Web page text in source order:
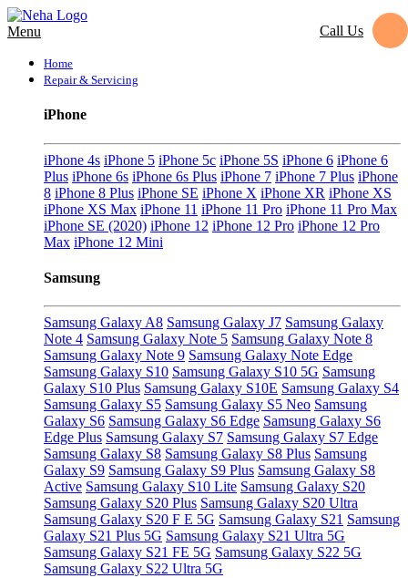
Menu Call Us
Home
Repair & Servicing
iPhone
iPhone 4s iPhone 5 iPhone 5c iPhone 5S iPhone 6 iPhone 6
Plus iPhone 6s iPhone 6s Plus iPhone 7 iPhone 7 Plus iPhone
8 iPhone 8 Plus iPhone SE iPhone X iPhone XR iPhone XS
iPhone XS Max iPhone 11 iPhone 11 Pro iPhone 11 Pro Max
iPhone SE (2020) iPhone 12 iPhone 12 Pro iPhone 12 Pro
Max iPhone 12 Mini
Samsung
Samsung Galaxy A8 Samsung Galaxy J7 Samsung Galaxy
Note 4 Samsung Galaxy Note 5 Samsung Galaxy Note 8
Samsung Galaxy Note 9 Samsung Galaxy Note Edge
Samsung Galaxy S10 Samsung Galaxy S10 5G Samsung
Galaxy S10 Plus Samsung Galaxy S10E Samsung Galaxy S4
Samsung Galaxy S5 Samsung Galaxy S5 Neo Samsung
Galaxy S6 Samsung Galaxy S6 Edge Samsung Galaxy S6
Edge Plus Samsung Galaxy S7 Samsung Galaxy S7 Edge
Samsung Galaxy S8 Samsung Galaxy S8 Plus Samsung
Galaxy S9 Samsung Galaxy S9 Plus Samsung Galaxy S8
Active Samsung Galaxy S10 Lite Samsung Galaxy S20
Samsung Galaxy S20 Plus Samsung Galaxy S20 Ultra
Samsung Galaxy S20 F E 5G Samsung Galaxy S21 Samsung
Galaxy S21 Plus 5G Samsung Galaxy S21 Ultra 5G
Samsung Galaxy S21 FE 5G Samsung Galaxy S22 5G
Samsung Galaxy S22 Ultra 5G